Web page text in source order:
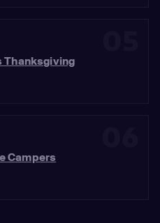
Thanksgiving
Campers